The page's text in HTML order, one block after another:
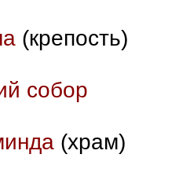
(крепость)
собор
(храм)